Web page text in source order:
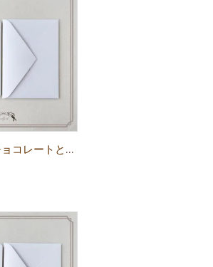
『ホワイトチョコレートとココナッツト』グリーティングカード